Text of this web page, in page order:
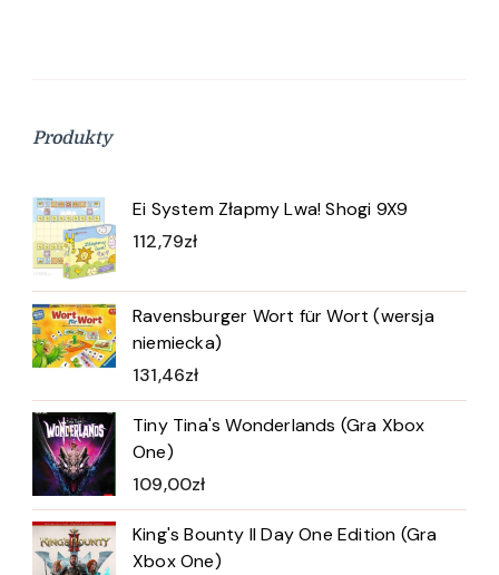
Produkty
Ei System Złapmy Lwa! Shogi 9X9
112,79zł
Ravensburger Wort für Wort (wersja
niemiecka)
131,46zł
Tiny Tina's Wonderlands (Gra Xbox
One)
109,00zł
King's Bounty II Day One Edition (Gra
Xbox One)